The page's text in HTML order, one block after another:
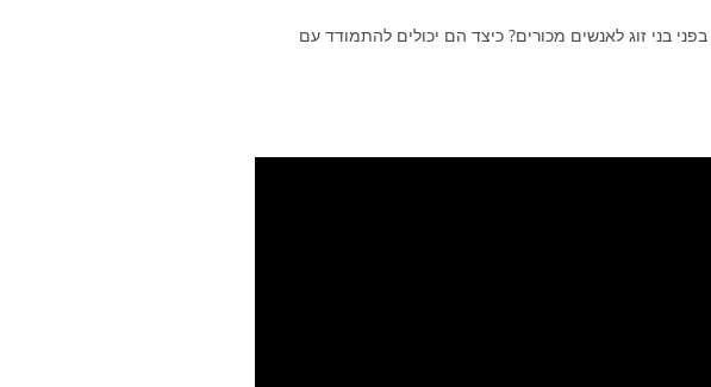
בני זוג לאנשים מכורים? כיצד הם יכולים להתמודד עם